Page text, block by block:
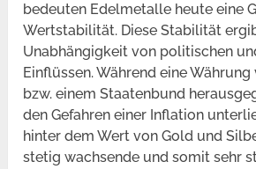
bedeuten Edelmetalle heute eine
Wertstabilität. Diese Stabilität
Unabhängigkeit von politischen
Einflüssen. Während eine
bzw. einem Staatenbund
den Gefahren einer Inflation
hinter dem Wert von Gold und
stetig wachsende und somit sehr